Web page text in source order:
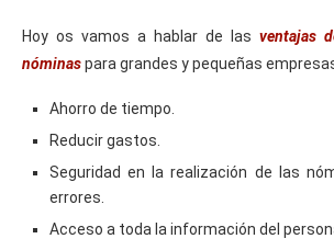
Hoy os vamos a hablar de las ventajas
nóminaspara grandes y pequeñas
Ahorro de tiempo.
Reducir gastos.
Seguridad en la realización de las
errores.
Acceso a toda la información del